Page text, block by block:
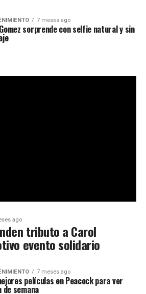
7 meses ago
sorprende con selfie natural y sin
ago
tributo a Carol
evento solidario
7 meses ago
películas en Peacock para ver
semana